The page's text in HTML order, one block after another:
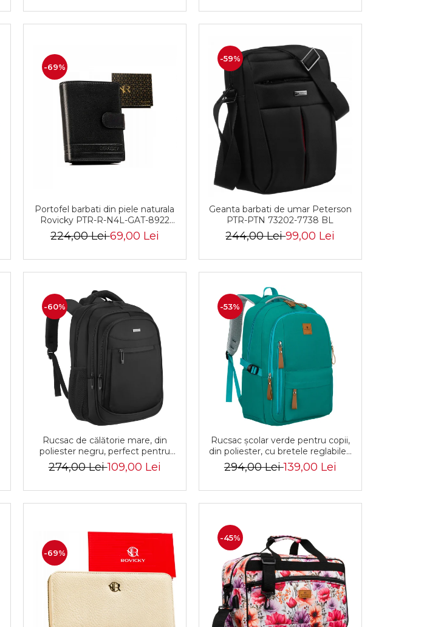
-69%
Portofel barbati din piele naturala
Rovicky PTR-R-N4L-GAT-8922
B+B
224,00 Lei69,00 Lei
-59%
Geanta barbati de umar Peterson
PTR-PTN 73202-7738 BL
244,00 Lei99,00 Lei
-60%
Rucsac de călătorie mare, din
poliester negru, perfect pentru
bagajul de mână - Rovicky PTR-
R-BHX-05-1020 BLACK
274,00 Lei109,00 Lei
-53%
Rucsac școlar verde pentru copii,
din poliester, cu bretele reglabile -
Peterson PTR-PTN BHX-01-9259
Gree
294,00 Lei139,00 Lei
-69%
-45%